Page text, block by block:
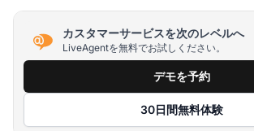
カスタマーサービスを次のレベルへ
LiveAgentを無料でお試しください。
デモを予約
30日間無料体験